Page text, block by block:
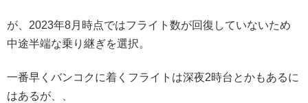
が、2023年8月時点ではフライト数が回復していないため
中途半端な乗り継ぎを選択。
一番早くバンコクに着くフライトは深夜2時台とかもあるに
はあるが、、